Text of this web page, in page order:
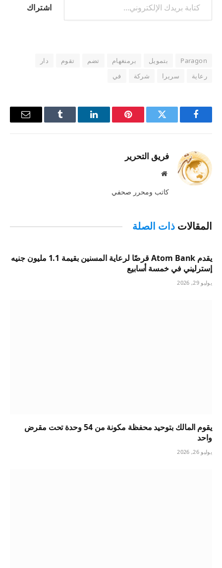
اشتراك
Paragon بتمويل برمنغهام تضم تقوم
دار
رعاية
سريرا شركة في
فيسبوك تويتر بينتيريستلينكدإن Tumblr
البريد
فريق التحرير
موقع
كاتب ومحرر صحفي
المقالات ذات الصلة
يقدم Atom Bank قرضًا لرعاية المسنين بقيمة 1.1 مليون جنيه
إسترليني في خمسة أسابيع
يوليو 29, 2026
يقوم المالك بتوحيد محفظة مكونة من 54 وحدة تحت مقرض
واحد
يوليو 26, 2026